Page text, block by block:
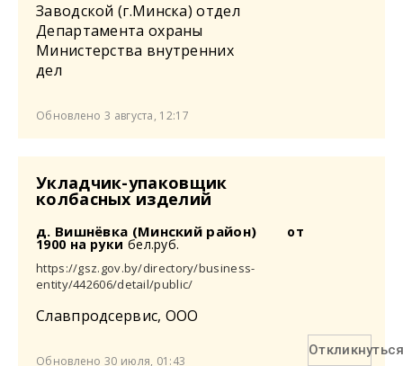
Заводской (г.Минска) отдел
Департамента охраны
Министерства внутренних
дел
Обновлено 3 августа, 12:17
Укладчик-упаковщик
колбасных изделий
д. Вишнёвка (Минский район) от
1900 на руки бел.руб.
https://gsz.gov.by/directory/business-
entity/442606/detail/public/
Славпродсервис, ООО
Обновлено 30 июля, 01:43